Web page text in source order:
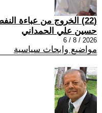
(22) الخروج من عباءة النفط
حسين علي الحمداني
2026 / 8 / 6
مواضيع وابحاث سياسية